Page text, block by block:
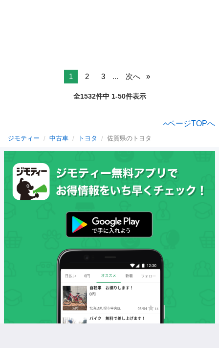
1 2 3 ... 次へ
全1532件中 1-50件表示
ページTOPへ
ジモティー 中古車 トヨタ 佐賀県のトヨタ